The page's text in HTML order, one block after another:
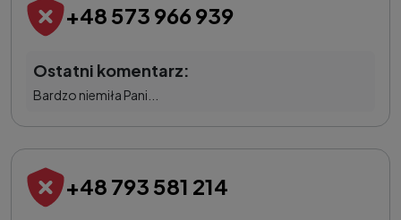
+48 573 966 939
Ostatni komentarz:
Bardzo niemiła Pani...
+48 793 581 214